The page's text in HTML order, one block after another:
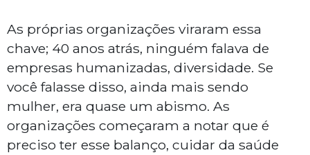
As próprias organizações viraram essa
chave; 40 anos atrás, ninguém falava de
empresas humanizadas, diversidade. Se
você falasse disso, ainda mais sendo
mulher, era quase um abismo. As
organizações começaram a notar que é
preciso ter esse balanço, cuidar da saúde